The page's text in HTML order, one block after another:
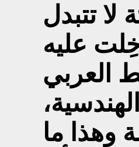
لا تتبدل
عليه
العربي
وهذا ما